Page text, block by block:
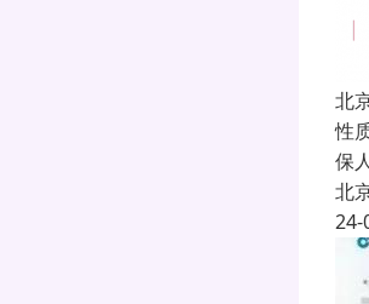
北
性
保
北
24-